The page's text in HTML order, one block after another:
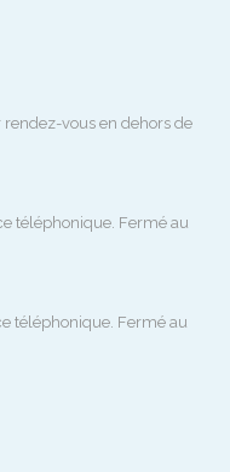
vous en dehors de
téléphonique. Fermé au
téléphonique. Fermé au